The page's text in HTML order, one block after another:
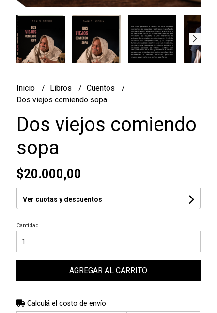
Inicio Libros
Cuentos
Dos viejos comiendo sopa
Dos viejos comiendo
sopa
$20.000,00
Ver cuotas y descuentos
Cantidad
AGREGAR AL CARRITO
Calculá el costo de envío